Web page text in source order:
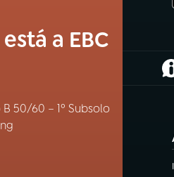
a EBC
50/60 – 1º Subsolo